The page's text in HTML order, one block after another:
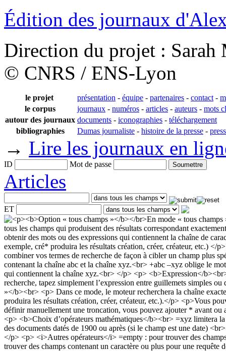
Édition des journaux
Direction du projet :
© CNRS / ENS-Lyon
le projet présentation - équipe - partenaires - contact -
le corpus
journaux - numéros - articles - auteurs - mots
autour des journaux documents - iconographies - téléchargement
bibliographies
Dumas journaliste - histoire de la presse -
→ Lire les journaux en
ID Mot de passe
Articles
ET